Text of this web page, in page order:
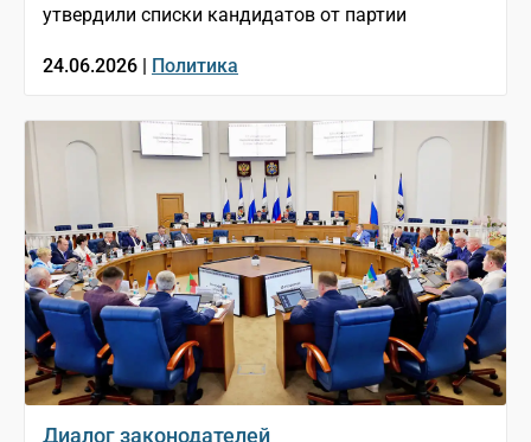
утвердили списки кандидатов от партии
24.06.2026 | Политика
Диалог законодателей